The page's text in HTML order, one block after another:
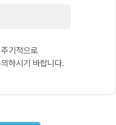
기적으로
하시기 바랍니다.